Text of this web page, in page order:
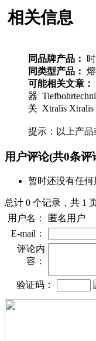
相关信息
同品牌产品：
同类型产品：
可能相关文章：
器
关 Xtralis
提示：以上产品
用户评论(共0条评
暂时还没有任何
总计 0 个记录，共 1
用户名：
匿名用户
E-mail：
评论内
容：
验证码：